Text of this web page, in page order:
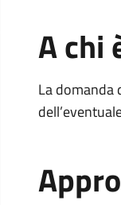
A chi
La domanda